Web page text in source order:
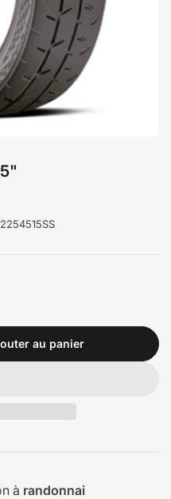
au panier
à randonnai